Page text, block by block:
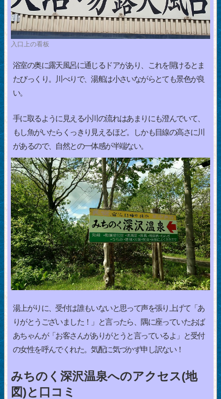
入口上の看板
浴室の奥に露天風呂に通じるドアがあり、これを開けるとま
たびっくり。川べりで、湯船は小さいながらとても景色が良
い。
手に取るように見える小川の流れはあまりにも澄んでいて、
もし魚がいたらくっきり見えるほど。しかも目線の高さに川
があるので、自然との一体感が半端ない。
湯上がりに、受付は誰もいないと思って声を張り上げて「あ
りがとうございました！」と言ったら、隅に座っていたおば
あちゃんが「お客さんがありがとうと言っているよ」と受付
の女性を呼んでくれた。気配に気づかず申し訳ない！
みちのく深沢温泉へのアクセス(地
図)と口コミ